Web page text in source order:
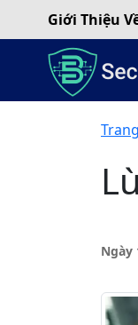
Giới Thiệu
Ngày